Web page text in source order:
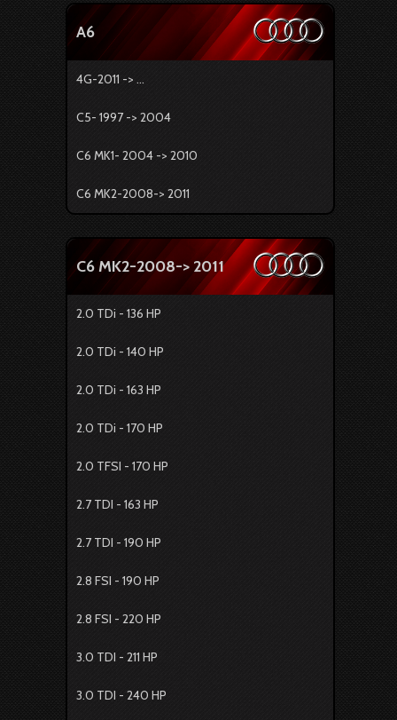
A6
4G-2011 -> ...
C5- 1997 -> 2004
C6 MK1- 2004 -> 2010
C6 MK2-2008-> 2011
C6 MK2-2008-> 2011
2.0 TDi - 136 HP
2.0 TDi - 140 HP
2.0 TDi - 163 HP
2.0 TDi - 170 HP
2.0 TFSI - 170 HP
2.7 TDI - 163 HP
2.7 TDI - 190 HP
2.8 FSI - 190 HP
2.8 FSI - 220 HP
3.0 TDI - 211 HP
3.0 TDI - 240 HP